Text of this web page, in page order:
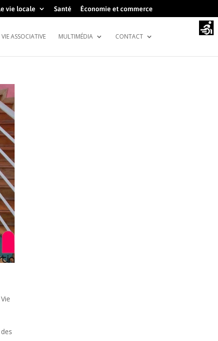
vie locale Santé Économie et commerce
VIE ASSOCIATIVE MULTIMÉDIA CONTACT